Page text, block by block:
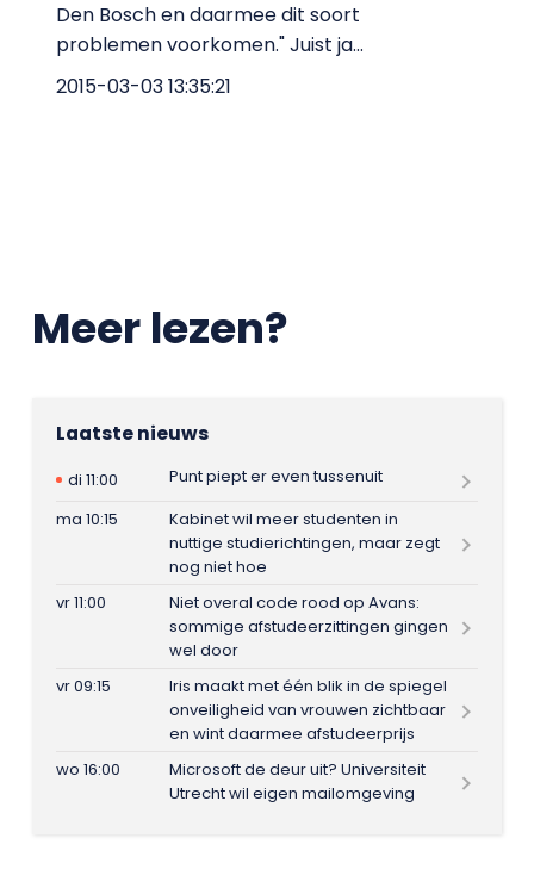
Den Bosch en daarmee dit soort
problemen voorkomen." Juist ja...
2015-03-03 13:35:21
Meer lezen?
Laatste nieuws
di 11:00
Punt piept er even tussenuit
ma 10:15
Kabinet wil meer studenten in
nuttige studierichtingen, maar zegt
nog niet hoe
vr 11:00
Niet overal code rood op Avans:
sommige afstudeerzittingen gingen
wel door
vr 09:15
Iris maakt met één blik in de spiegel
onveiligheid van vrouwen zichtbaar
en wint daarmee afstudeerprijs
wo 16:00
Microsoft de deur uit? Universiteit
Utrecht wil eigen mailomgeving